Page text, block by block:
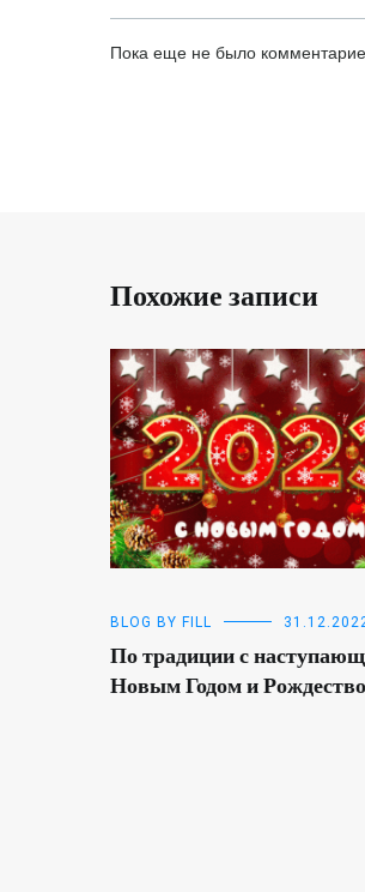
Пока еще не было
Похожие записи
BLOG BY FILL
По традиции с
Новым Годом и